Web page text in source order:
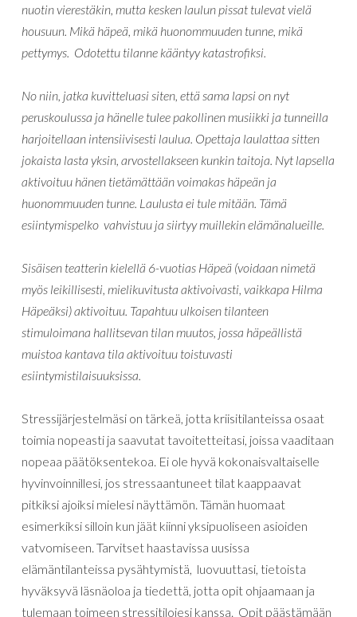
nuotin vierestäkin, mutta kesken laulun pissat tulevat vielä
housuun. Mikä häpeä, mikä huonommuuden tunne, mikä
pettymys. Odotettu tilanne kääntyy katastrofiksi.
No niin, jatka kuvitteluasi siten, että sama lapsi on nyt
peruskoulussa ja hänelle tulee pakollinen musiikki ja tunneilla
harjoitellaan intensiivisesti laulua. Opettaja laulattaa sitten
jokaista lasta yksin, arvostellakseen kunkin taitoja. Nyt lapsella
aktivoituu hänen tietämättään voimakas häpeän ja
huonommuuden tunne. Laulusta ei tule mitään. Tämä
esiintymispelko vahvistuu ja siirtyy muillekin elämänalueille.
Sisäisen teatterin kielellä 6-vuotias Häpeä (voidaan nimetä
myös leikillisesti, mielikuvitusta aktivoivasti, vaikkapa Hilma
Häpeäksi) aktivoituu. Tapahtuu ulkoisen tilanteen
stimuloimana hallitsevan tilan muutos, jossa häpeällistä
muistoa kantava tila aktivoituu toistuvasti
esiintymistilaisuuksissa.
Stressijärjestelmäsi on tärkeä, jotta kriisitilanteissa osaat
toimia nopeasti ja saavutat tavoitetteitasi, joissa vaaditaan
nopeaa päätöksentekoa. Ei ole hyvä kokonaisvaltaiselle
hyvinvoinnillesi, jos stressaantuneet tilat kaappaavat
pitkiksi ajoiksi mielesi näyttämön. Tämän huomaat
esimerkiksi silloin kun jäät kiinni yksipuoliseen asioiden
vatvomiseen. Tarvitset haastavissa uusissa
elämäntilanteissa pysähtymistä, luovuuttasi, tietoista
hyväksyvä läsnäoloa ja tiedettä, jotta opit ohjaamaan ja
tulemaan toimeen stressitilojesi kanssa. Opit päästämään